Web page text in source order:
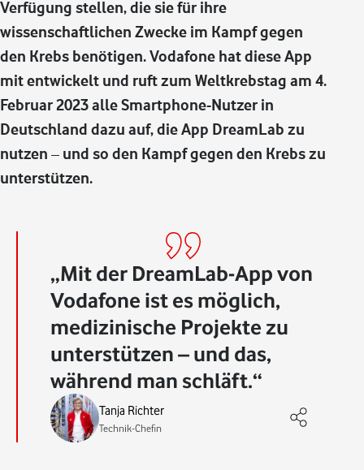
Verfügung stellen, die sie für ihre
wissenschaftlichen Zwecke im Kampf gegen
den Krebs benötigen. Vodafone hat diese App
mit entwickelt und ruft zum Weltkrebstag am 4.
Februar 2023 alle Smartphone-Nutzer in
Deutschland dazu auf, die App DreamLab zu
nutzen – und so den Kampf gegen den Krebs zu
unterstützen.
Mit der DreamLab-App von
Vodafone ist es möglich,
medizinische Projekte zu
unterstützen – und das,
während man schläft.
Tanja Richter
Technik-Chefin